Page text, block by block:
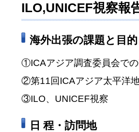
ILO,UNICEF視察報
海外出張の課題と目的
①ICAアジア調査委員会で
②第11回ICAアジア太平洋
③ILO、UNICEF視察
日 程・訪問地